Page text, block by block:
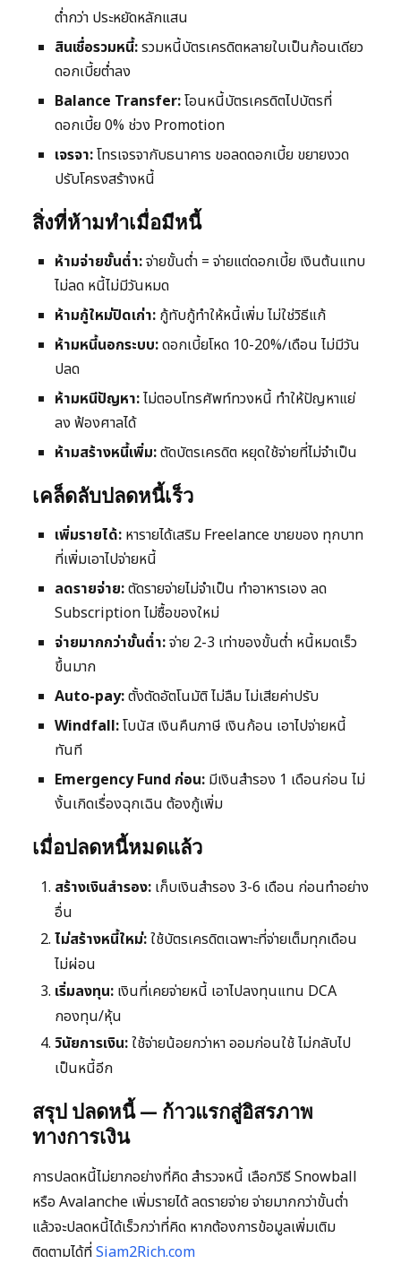
ต่ำกว่า ประหยัดหลักแสน
สินเชื่อรวมหนี้:รวมหนี้บัตรเครดิตหลายใบเป็นก้อนเดียว
ดอกเบี้ยต่ำลง
Balance Transfer:โอนหนี้บัตรเครดิตไปบัตรที่
ดอกเบี้ย 0% ช่วง Promotion
เจรจา:โทรเจรจากับธนาคาร ขอลดดอกเบี้ย ขยายงวด
ปรับโครงสร้างหนี้
สิ่งที่ห้ามทำเมื่อมีหนี้
ห้ามจ่ายขั้นต่ำ:จ่ายขั้นต่ำ = จ่ายแต่ดอกเบี้ย เงินต้นแทบ
ไม่ลด หนี้ไม่มีวันหมด
ห้ามกู้ใหม่ปิดเก่า: กู้ทับกู้ทำให้หนี้เพิ่ม ไม่ใช่วิธีแก้
ห้ามหนี้นอกระบบ:ดอกเบี้ยโหด 10-20%/เดือน ไม่มีวัน
ปลด
ห้ามหนีปัญหา:ไม่ตอบโทรศัพท์ทวงหนี้ ทำให้ปัญหาแย่
ลง ฟ้องศาลได้
ห้ามสร้างหนี้เพิ่ม:ตัดบัตรเครดิต หยุดใช้จ่ายที่ไม่จำเป็น
เคล็ดลับปลดหนี้เร็ว
เพิ่มรายได้: หารายได้เสริม Freelance ขายของ ทุกบาท
ที่เพิ่มเอาไปจ่ายหนี้
ลดรายจ่าย:ตัดรายจ่ายไม่จำเป็น ทำอาหารเอง ลด
Subscription ไม่ซื้อของใหม่
จ่ายมากกว่าขั้นต่ำ:จ่าย 2-3 เท่าของขั้นต่ำ หนี้หมดเร็ว
ขึ้นมาก
Auto-pay:ตั้งตัดอัตโนมัติ ไม่ลืม ไม่เสียค่าปรับ
Windfall:โบนัส เงินคืนภาษี เงินก้อน เอาไปจ่ายหนี้
ทันที
Emergency Fund ก่อน: มีเงินสำรอง 1 เดือนก่อน ไม่
งั้นเกิดเรื่องฉุกเฉิน ต้องกู้เพิ่ม
เมื่อปลดหนี้หมดแล้ว
สร้างเงินสำรอง: เก็บเงินสำรอง 3-6 เดือน ก่อนทำอย่าง
อื่น
ไม่สร้างหนี้ใหม่:ใช้บัตรเครดิตเฉพาะที่จ่ายเต็มทุกเดือน
ไม่ผ่อน
เริ่มลงทุน: เงินที่เคยจ่ายหนี้ เอาไปลงทุนแทน DCA
กองทุน/หุ้น
วินัยการเงิน:ใช้จ่ายน้อยกว่าหา ออมก่อนใช้ ไม่กลับไป
เป็นหนี้อีก
สรุป ปลดหนี้ — ก้าวแรกสู่อิสรภาพ
ทางการเงิน
การปลดหนี้ไม่ยากอย่างที่คิด สำรวจหนี้ เลือกวิธี Snowball
หรือ Avalanche เพิ่มรายได้ ลดรายจ่าย จ่ายมากกว่าขั้นต่ำ
แล้วจะปลดหนี้ได้เร็วกว่าที่คิด หากต้องการข้อมูลเพิ่มเติม
ติดตามได้ที่Siam2Rich.com